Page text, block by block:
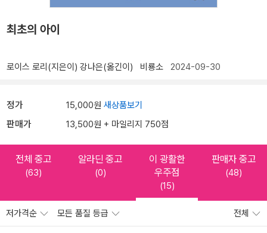
최초의 아이
로이스 로리(지은이) 강나은(옮긴이) 비룡소 2024-09-30
정가 15,000원 새상품보기
판매가 13,500원 + 마일리지 750점
전체 중고
(63)
알라딘 중고
(0)
이 광활한
우주점
(15)
판매자 중고
(48)
저가격순 모든 품질 등급 전체